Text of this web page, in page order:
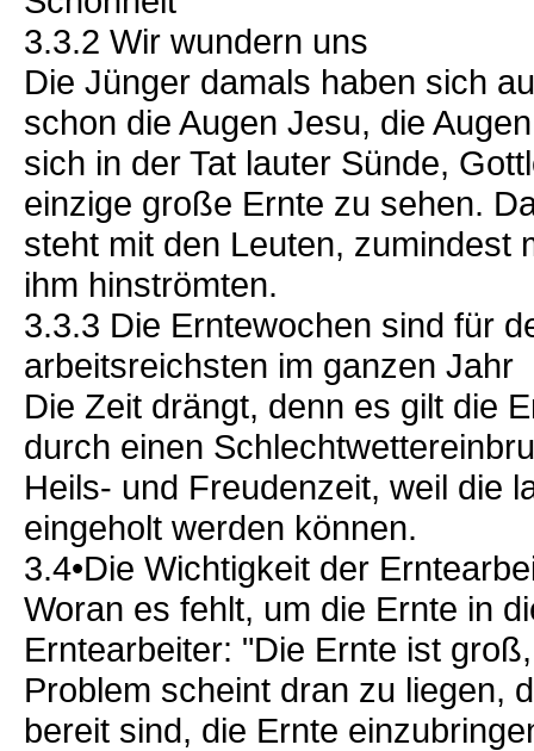
3.3.2 Wir wundern uns
Die Jünger damals haben sich
schon die Augen Jesu, die
sich in der Tat lauter Sünde,
einzige große Ernte zu sehen.
steht mit den Leuten, zumindest
ihm hinströmten.
3.3.3 Die Erntewochen sind für
arbeitsreichsten im ganzen Jahr
Die Zeit drängt, denn es gilt die
durch einen
Heils- und Freudenzeit, weil die
eingeholt werden können.
3.4•Die Wichtigkeit der
Woran es fehlt, um die Ernte in
Erntearbeiter: "Die Ernte ist
Problem scheint dran zu liegen,
bereit sind, die Ernte